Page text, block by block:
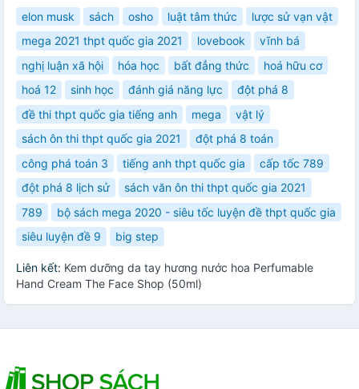
elon musk sách osho luật tâm thức
lược sử vạn vật
mega 2021 thpt quốc gia 2021
lovebook
vĩnh bá
nghị luận xã hội
hóa học bất đẳng thức
hoá hữu cơ
hoá 12
sinh học đánh giá năng lực
đột phá 8
đề thi thpt quốc gia tiếng anh
mega
vật lý
sách ôn thi thpt quốc gia 2021
đột phá 8 toán
công phá toán 3
tiếng anh thpt quốc gia
cấp tốc 789
đột phá 8 lịch sử
sách văn ôn thi thpt quốc gia 2021
789
bộ sách mega 2020 - siêu tốc luyện đề thpt quốc gia
siêu luyện đề 9
big step
Liên kết: Kem dưỡng da tay hương nước hoa Perfumable
Hand Cream The Face Shop (50ml)